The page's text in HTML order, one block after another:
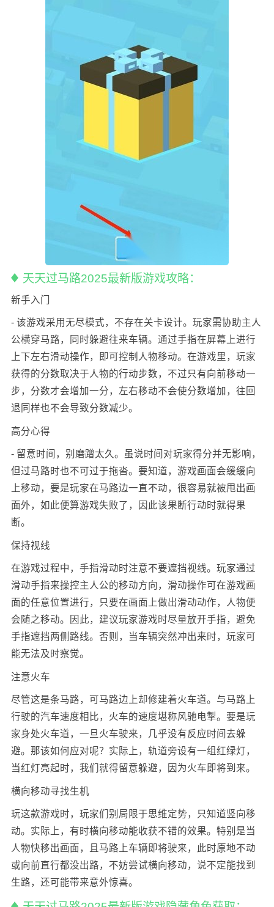
天天过马路2025最新版游戏攻略：
新手入门
- 该游戏采用无尽模式，不存在关卡设计。玩家需协助主人
公横穿马路，同时躲避往来车辆。通过手指在屏幕上进行
上下左右滑动操作，即可控制人物移动。在游戏里，玩家
获得的分数取决于人物的行动步数，不过只有向前移动一
步，分数才会增加一分，左右移动不会使分数增加，往回
退同样也不会导致分数减少。
高分心得
- 留意时间，别磨蹭太久。虽说时间对玩家得分并无影响，
但过马路时也不可过于拖沓。要知道，游戏画面会缓缓向
上移动，要是玩家在马路边一直不动，很容易就被甩出画
面外，如此便算游戏失败了，因此该果断行动时就得果
断。
保持视线
在游戏过程中，手指滑动时注意不要遮挡视线。玩家通过
滑动手指来操控主人公的移动方向，滑动操作可在游戏画
面的任意位置进行，只要在画面上做出滑动动作，人物便
会随之移动。因此，建议玩家游戏时尽量放开手指，避免
手指遮挡两侧路线。否则，当车辆突然冲出来时，玩家可
能无法及时察觉。
注意火车
尽管这是条马路，可马路边上却修建着火车道。与马路上
行驶的汽车速度相比，火车的速度堪称风驰电掣。要是玩
家身处火车道，一旦火车驶来，几乎没有反应时间去躲
避。那该如何应对呢？实际上，轨道旁设有一组红绿灯，
当红灯亮起时，我们就得留意躲避，因为火车即将到来。
横向移动寻找生机
玩这款游戏时，玩家们别局限于思维定势，只知道竖向移
动。实际上，有时横向移动能收获不错的效果。特别是当
人物快移出画面，且马路上车辆即将驶来，此时原地不动
或向前直行都没出路，不妨尝试横向移动，说不定能找到
生路，还可能带来意外惊喜。